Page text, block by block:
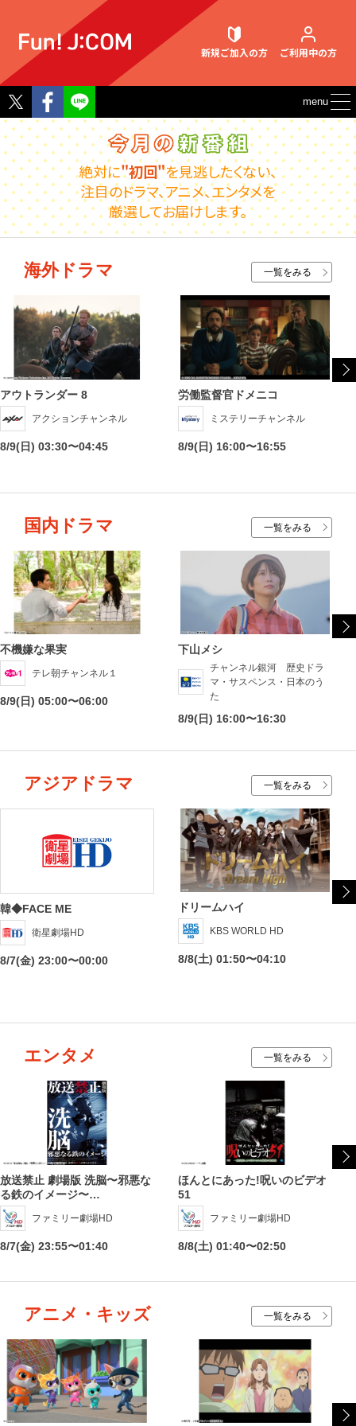
新規ご加入の方 ご利用中の方
契約内容確認・変更
お困りごと解決・よくあるご質問
Twitter
Facebook
menu
絶対に"初回"を見逃したくない、
注目のドラマ、アニメ、エンタメを
厳選してお届けします。
海外ドラマ 一覧をみる
アウトランダー 8
アクションチャンネル
8/9(日) 03:30〜04:45
労働監督官ドメニコ
ミステリーチャンネル
8/9(日) 16:00〜16:55
国内ドラマ 一覧をみる
不機嫌な果実
テレ朝チャンネル１
8/9(日) 05:00〜06:00
下山メシ
チャンネル銀河 歴史ドラ
マ・サスペンス・日本のう
た
8/9(日) 16:00〜16:30
アジアドラマ 一覧をみる
韓◆FACE ME
衛星劇場HD
8/7(金) 23:00〜00:00
ドリームハイ
KBS WORLD HD
8/8(土) 01:50〜04:10
エンタメ 一覧をみる
放送禁止 劇場版 洗脳〜邪悪な
る鉄のイメージ〜…
ファミリー劇場HD
8/7(金) 23:55〜01:40
ほんとにあった!呪いのビデオ
51
ファミリー劇場HD
8/8(土) 01:40〜02:50
アニメ・キッズ 一覧をみる